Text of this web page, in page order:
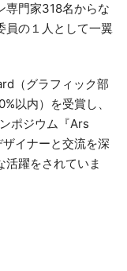
専門家318名からな
員の１人として一翼
（グラフィック部
以内）を受賞し、
ポジウム『Ars
イナーと交流を深
活躍をされていま